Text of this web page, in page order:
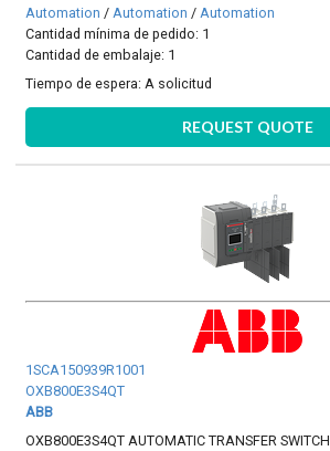
Automation /Automation /Automation
Cantidad mínima de pedido: 1
Cantidad de embalaje: 1
Tiempo de espera: A solicitud
REQUEST QUOTE
1SCA150939R1001
OXB800E3S4QT
ABB
OXB800E3S4QT AUTOMATIC TRANSFER SWITCH